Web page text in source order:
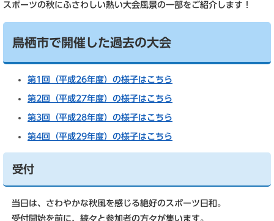
スポーツの秋にふさわしい熱い大会風景の一部をご紹介します！
鳥栖市で開催した過去の大会
第1回（平成26年度）の様子はこちら
第2回（平成27年度）の様子はこちら
第3回（平成28年度）の様子はこちら
第4回（平成29年度）の様子はこちら
受付
当日は、さわやかな秋風を感じる絶好のスポーツ日和。
受付開始を前に、続々と参加者の方々が集います。